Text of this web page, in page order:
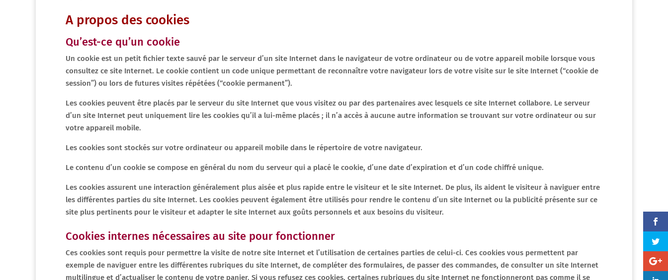
A propos des cookies
Qu’est-ce qu’un cookie
Un cookie est un petit fichier texte sauvé par le serveur d’un site Internet dans le navigateur de votre ordinateur ou de votre appareil mobile lorsque vous
consultez ce site Internet. Le cookie contient un code unique permettant de reconnaître votre navigateur lors de votre visite sur le site Internet (“cookie de
session”) ou lors de futures visites répétées (“cookie permanent”).
Les cookies peuvent être placés par le serveur du site Internet que vous visitez ou par des partenaires avec lesquels ce site Internet collabore. Le serveur
d’un site Internet peut uniquement lire les cookies qu’il a lui-même placés ; il n’a accès à aucune autre information se trouvant sur votre ordinateur ou sur
votre appareil mobile.
Les cookies sont stockés sur votre ordinateur ou appareil mobile dans le répertoire de votre navigateur.
Le contenu d’un cookie se compose en général du nom du serveur qui a placé le cookie, d’une date d’expiration et d’un code chiffré unique.
Les cookies assurent une interaction généralement plus aisée et plus rapide entre le visiteur et le site Internet. De plus, ils aident le visiteur à naviguer entre
les différentes parties du site Internet. Les cookies peuvent également être utilisés pour rendre le contenu d’un site Internet ou la publicité présente sur ce
site plus pertinents pour le visiteur et adapter le site Internet aux goûts personnels et aux besoins du visiteur.
Cookies internes nécessaires au site pour fonctionner
Ces cookies sont requis pour permettre la visite de notre site Internet et l’utilisation de certaines parties de celui-ci. Ces cookies vous permettent par
exemple de naviguer entre les différentes rubriques du site Internet, de compléter des formulaires, de passer des commandes, de consulter un site Internet
multilingue et d’actualiser le contenu de votre panier. Si vous refusez ces cookies, certaines rubriques du site Internet ne fonctionneront pas comme il se